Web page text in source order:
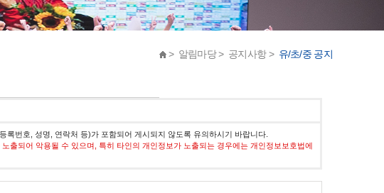
> 알림마당 > 공지사항 > 유/초/중 공지
번호, 성명, 연락처 등)가 포함되어 게시되지 않도록 유의하시기 바랍니다.
출되어 악용될 수 있으며, 특히 타인의 개인정보가 노출되는 경우에는 개인정보보호법에